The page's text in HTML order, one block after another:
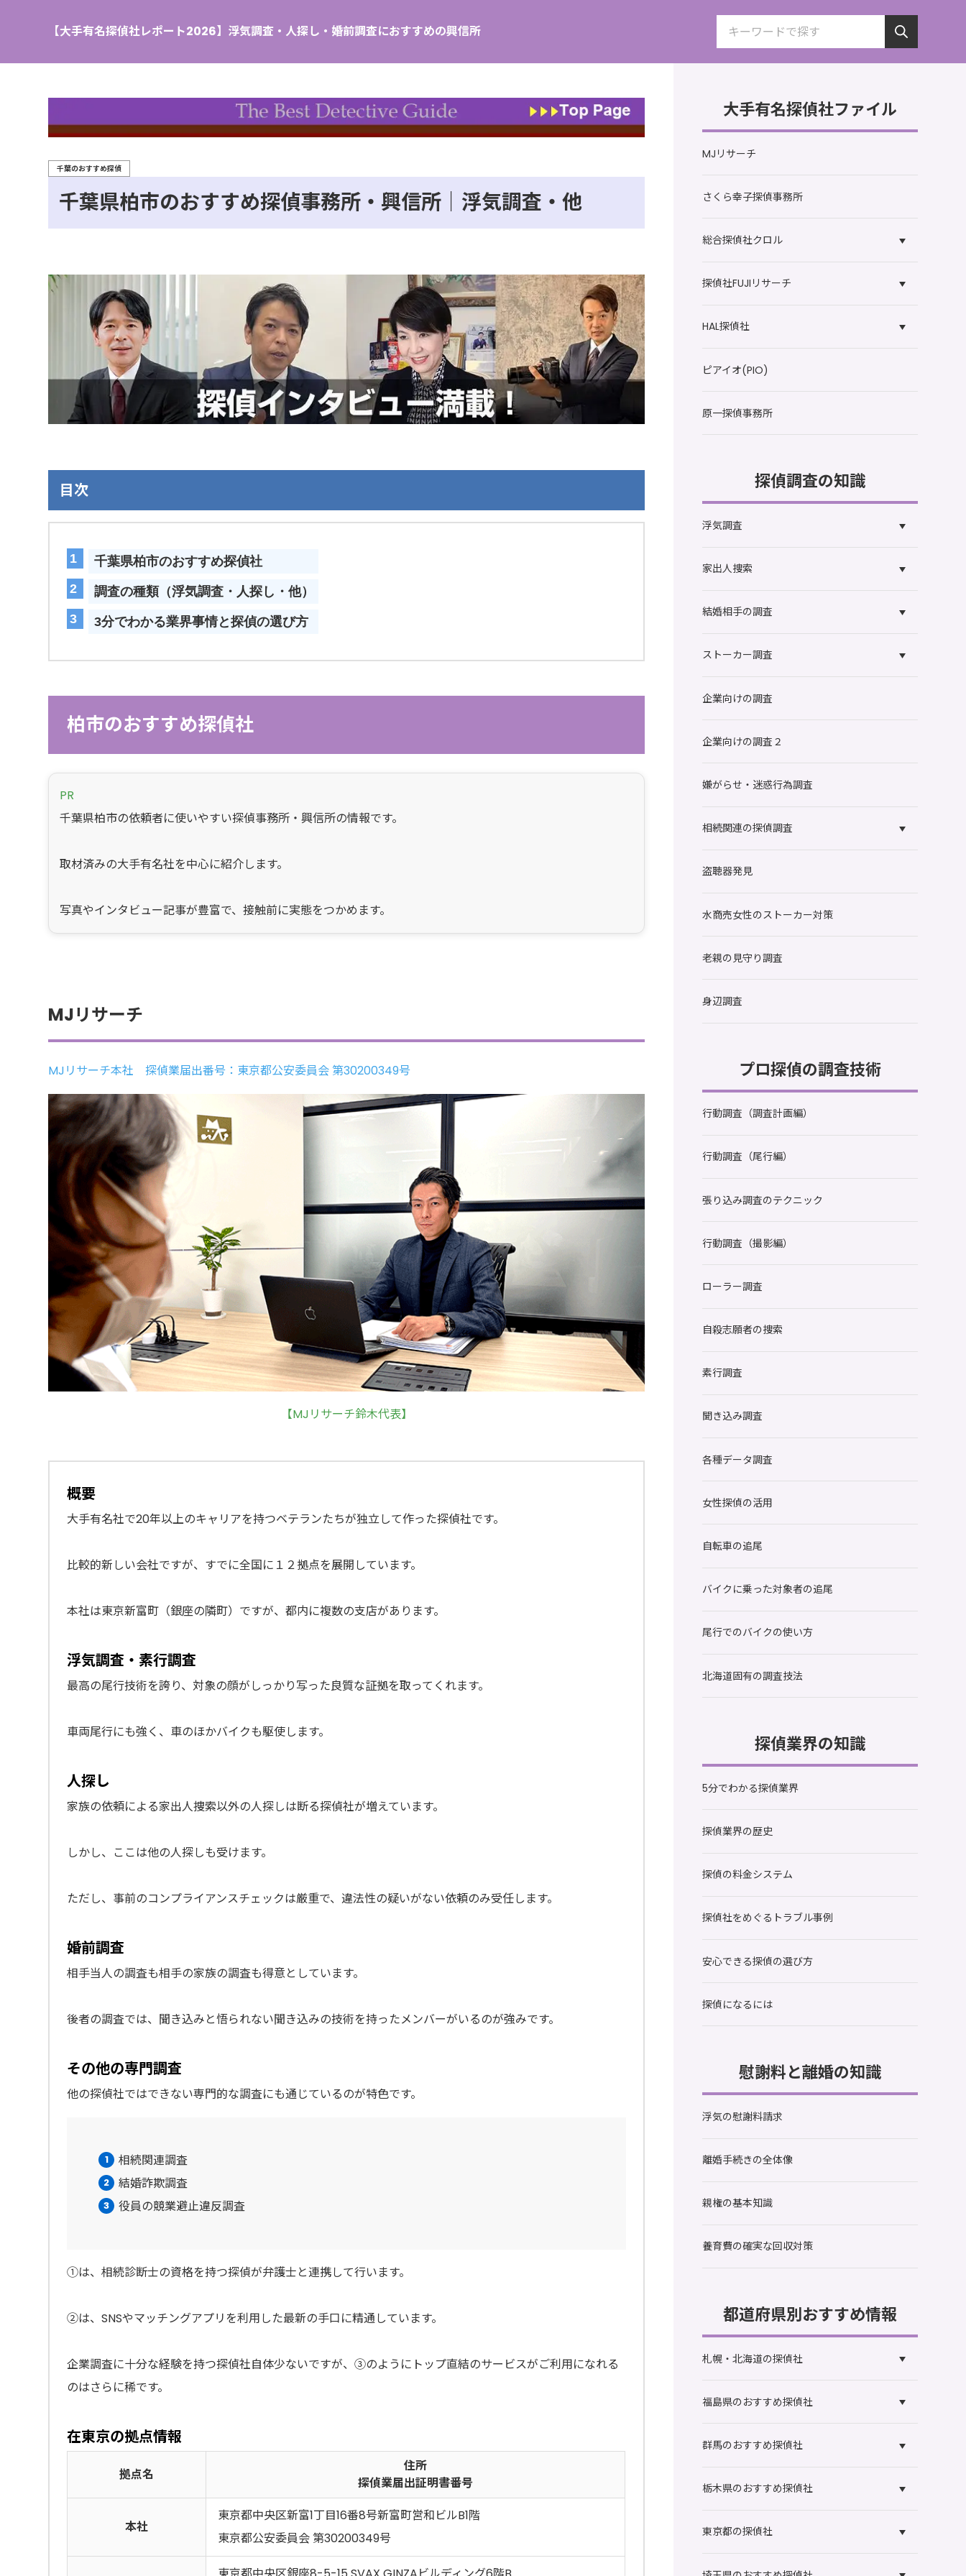
【大手有名探偵社レポート2026】浮気調査・人探し・婚前調査におすすめの興信所
千葉県柏市のおすすめ探偵事務所・興信所｜浮気調査・他
千葉のおすすめ探偵
目次
千葉県柏市のおすすめ探偵社
調査の種類（浮気調査・人探し・他）
3分でわかる業界事情と探偵の選び方
柏市のおすすめ探偵社
PR
千葉県柏市の依頼者に使いやすい探偵事務所・興信所の情報です。
取材済みの大手有名社を中心に紹介します。
写真やインタビュー記事が豊富で、接触前に実態をつかめます。
MJリサーチ
MJリサーチ本社 探偵業届出番号：東京都公安委員会 第30200349号
【MJリサーチ鈴木代表】
概要
大手有名社で20年以上のキャリアを持つベテランたちが独立して作った探偵社です。
比較的新しい会社ですが、すでに全国に１２拠点を展開しています。
本社は東京新富町（銀座の隣町）ですが、都内に複数の支店があります。
浮気調査・素行調査
最高の尾行技術を誇り、対象の顔がしっかり写った良質な証拠を取ってくれます。
車両尾行にも強く、車のほかバイクも駆使します。
人探し
家族の依頼による家出人捜索以外の人探しは断る探偵社が増えています。
しかし、ここは他の人探しも受けます。
ただし、事前のコンプライアンスチェックは厳重で、違法性の疑いがない依頼のみ受任します。
婚前調査
相手当人の調査も相手の家族の調査も得意としています。
後者の調査では、聞き込みと悟られない聞き込みの技術を持ったメンバーがいるのが強みです。
その他の専門調査
他の探偵社ではできない専門的な調査にも通じているのが特色です。
相続関連調査
結婚詐欺調査
役員の競業避止違反調査
①は、相続診断士の資格を持つ探偵が弁護士と連携して行います。
②は、SNSやマッチングアプリを利用した最新の手口に精通しています。
企業調査に十分な経験を持つ探偵社自体少ないですが、③のようにトップ直結のサービスがご利用になれる
のはさらに稀です。
在東京の拠点情報
拠点名
住所
探偵業届出証明書番号
本社
東京都中央区新富1丁目16番8号新富町営和ビルB1階
東京都公安委員会 第30200349号
大手有名探偵社ファイル
MJリサーチ
さくら幸子探偵事務所
総合探偵社クロル
探偵社FUJIリサーチ
HAL探偵社
ピアイオ(PIO)
原一探偵事務所
探偵調査の知識
浮気調査
家出人捜索
結婚相手の調査
ストーカー調査
企業向けの調査
企業向けの調査２
嫌がらせ・迷惑行為調査
相続関連の探偵調査
盗聴器発見
水商売女性のストーカー対策
老親の見守り調査
身辺調査
プロ探偵の調査技術
行動調査（調査計画編）
行動調査（尾行編）
張り込み調査のテクニック
行動調査（撮影編）
ローラー調査
自殺志願者の捜索
素行調査
聞き込み調査
各種データ調査
女性探偵の活用
自転車の追尾
バイクに乗った対象者の追尾
尾行でのバイクの使い方
北海道固有の調査技法
探偵業界の知識
5分でわかる探偵業界
探偵業界の歴史
探偵の料金システム
探偵社をめぐるトラブル事例
安心できる探偵の選び方
探偵になるには
慰謝料と離婚の知識
浮気の慰謝料請求
離婚手続きの全体像
親権の基本知識
養育費の確実な回収対策
都道府県別おすすめ情報
札幌・北海道の探偵社
福島県のおすすめ探偵社
群馬のおすすめ探偵社
栃木県のおすすめ探偵社
東京都の探偵社